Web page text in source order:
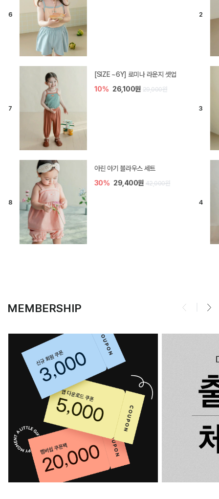
[SIZE ~6Y] 로미나 라운지 셋업
10% 26,100원 29,000원
아린 아기 블라우스 세트
30% 29,400원 42,000원
MEMBERSHIP